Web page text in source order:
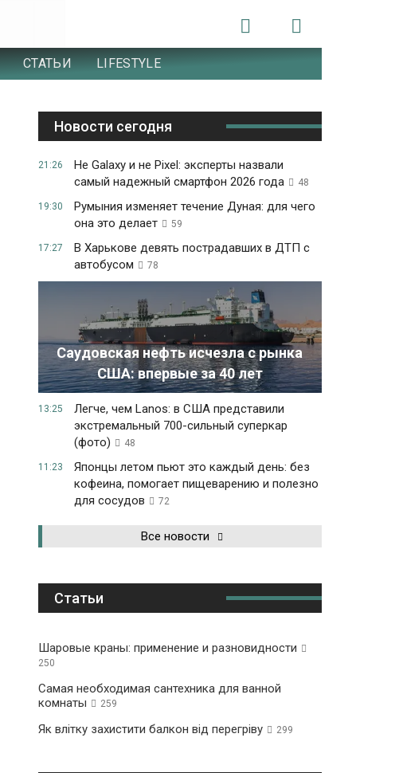
СТАТЬИ LIFESTYLE
Новости сегодня
21:26
Не Galaxy и не Pixel: эксперты назвали
самый надежный смартфон 2026 года
48
19:30
Румыния изменяет течение Дуная: для чего
она это делает
59
17:27
В Харькове девять пострадавших в ДТП с
автобусом
78
Саудовская нефть исчезла с рынка
США: впервые за 40 лет
13:25
Легче, чем Lanos: в США представили
экстремальный 700-сильный суперкар
(фото)
48
11:23
Японцы летом пьют это каждый день: без
кофеина, помогает пищеварению и полезно
для сосудов
72
Все новости
Статьи
Шаровые краны: применение и разновидности
250
Самая необходимая сантехника для ванной
комнаты
259
Як влітку захистити балкон від перегріву 299